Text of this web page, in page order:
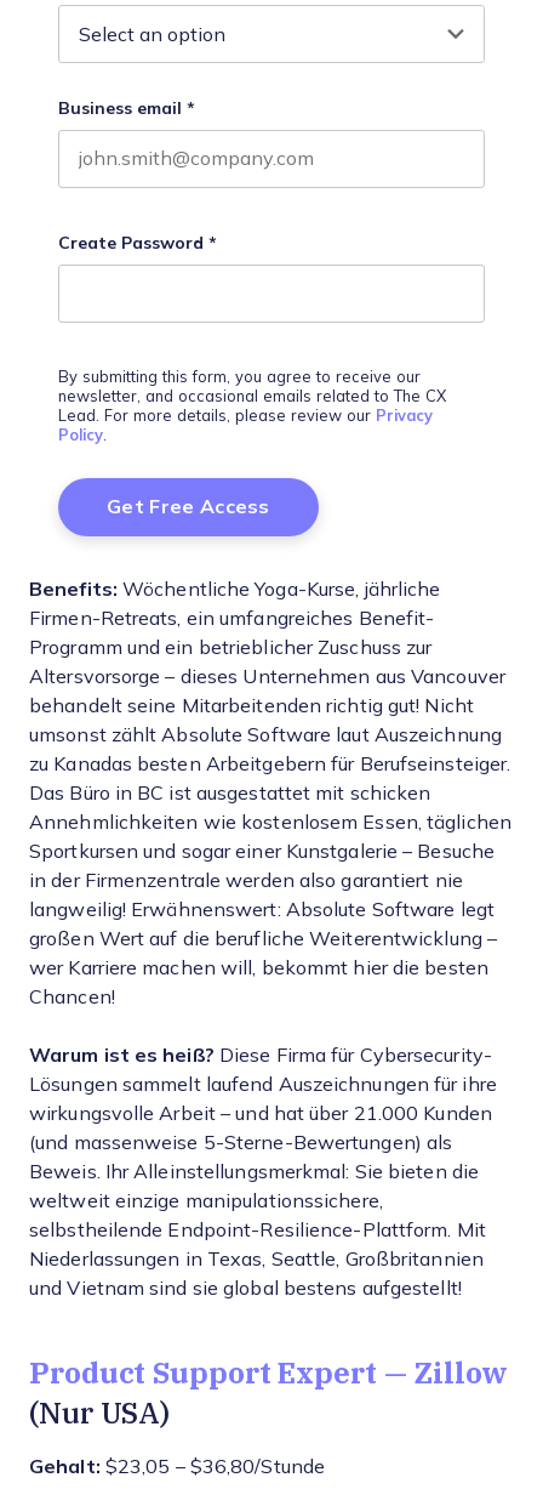
Business email *
Create Password *
By submitting this form, you agree to receive our
newsletter, and occasional emails related to The CX
Lead. For more details, please review our Privacy
Policy.
Benefits: Wöchentliche Yoga-Kurse, jährliche
Firmen-Retreats, ein umfangreiches Benefit-
Programm und ein betrieblicher Zuschuss zur
Altersvorsorge – dieses Unternehmen aus Vancouver
behandelt seine Mitarbeitenden richtig gut! Nicht
umsonst zählt Absolute Software laut Auszeichnung
zu Kanadas besten Arbeitgebern für Berufseinsteiger.
Das Büro in BC ist ausgestattet mit schicken
Annehmlichkeiten wie kostenlosem Essen, täglichen
Sportkursen und sogar einer Kunstgalerie – Besuche
in der Firmenzentrale werden also garantiert nie
langweilig! Erwähnenswert: Absolute Software legt
großen Wert auf die berufliche Weiterentwicklung –
wer Karriere machen will, bekommt hier die besten
Chancen!
Warum ist es heiß? Diese Firma für Cybersecurity-
Lösungen sammelt laufend Auszeichnungen für ihre
wirkungsvolle Arbeit – und hat über 21.000 Kunden
(und massenweise 5-Sterne-Bewertungen) als
Beweis. Ihr Alleinstellungsmerkmal: Sie bieten die
weltweit einzige manipulationssichere,
selbstheilende Endpoint-Resilience-Plattform. Mit
Niederlassungen in Texas, Seattle, Großbritannien
und Vietnam sind sie global bestens aufgestellt!
Product Support Expert — Zillow
(Nur USA)
Gehalt: $23,05 – $36,80/Stunde